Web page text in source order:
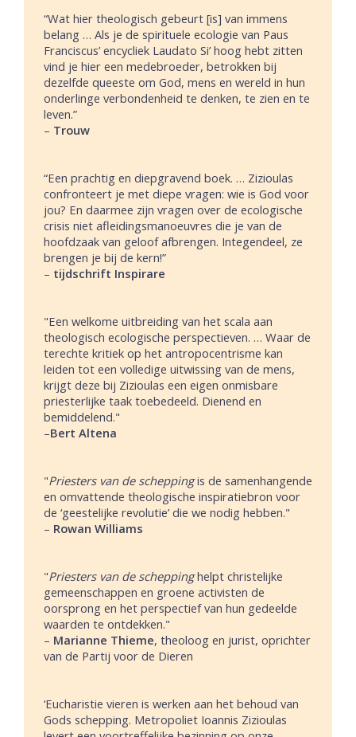
“Wat hier theologisch gebeurt [is] van immens
belang … Als je de spirituele ecologie van Paus
Franciscus’ encycliek Laudato Si’ hoog hebt zitten
vind je hier een medebroeder, betrokken bij
dezelfde queeste om God, mens en wereld in hun
onderlinge verbondenheid te denken, te zien en te
leven.”
– Trouw
“Een prachtig en diepgravend boek. … Zizioulas
confronteert je met diepe vragen: wie is God voor
jou? En daarmee zijn vragen over de ecologische
crisis niet afleidingsmanoeuvres die je van de
hoofdzaak van geloof afbrengen. Integendeel, ze
brengen je bij de kern!”
– tijdschrift Inspirare
"Een welkome uitbreiding van het scala aan
theologisch ecologische perspectieven. … Waar de
terechte kritiek op het antropocentrisme kan
leiden tot een volledige uitwissing van de mens,
krijgt deze bij Zizioulas een eigen onmisbare
priesterlijke taak toebedeeld. Dienend en
bemiddelend."
–Bert Altena
"Priesters van de scheppingis de samenhangende
en omvattende theologische inspiratiebron voor
de ‘geestelijke revolutie’ die we nodig hebben."
– Rowan Williams
"Priesters van de scheppinghelpt christelijke
gemeenschappen en groene activisten de
oorsprong en het perspectief van hun gedeelde
waarden te ontdekken."
– Marianne Thieme, theoloog en jurist, oprichter
van de Partij voor de Dieren
‘Eucharistie vieren is werken aan het behoud van
Gods schepping. Metropoliet Ioannis Zizioulas